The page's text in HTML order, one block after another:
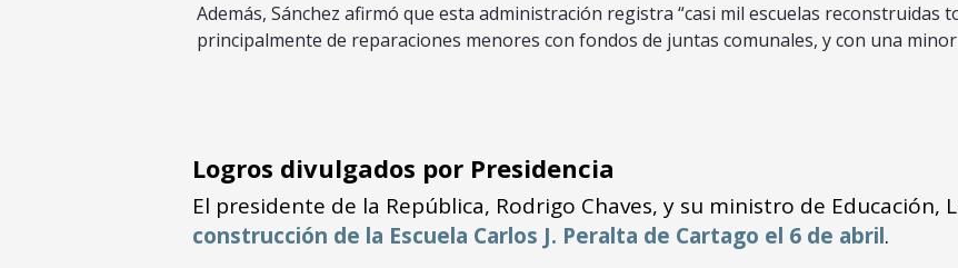
Además, Sánchez afirmó que esta administración registra “casi mil escuelas reconstruidas
principalmente de reparaciones menores con fondos de juntas comunales, y con una
Logros divulgados por Presidencia
El presidente de la República, Rodrigo Chaves, y su ministro de Educación,
construcción de la Escuela Carlos J. Peralta de Cartago el 6 de abril.